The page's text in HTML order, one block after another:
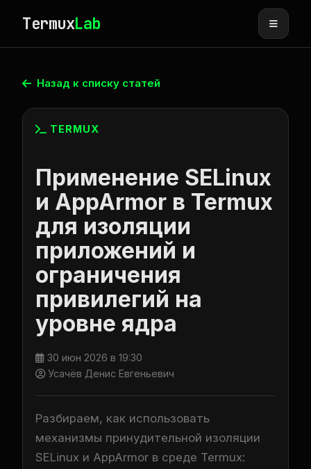
TermuxLab
Назад к списку статей
TERMUX
Применение SELinux
и AppArmor в Termux
для изоляции
приложений и
ограничения
привилегий на
уровне ядра
30 июн 2026 в 19:30
Усачёв Денис Евгеньевич
Разбираем, как использовать
механизмы принудительной изоляции
SELinux и AppArmor в среде Termux: